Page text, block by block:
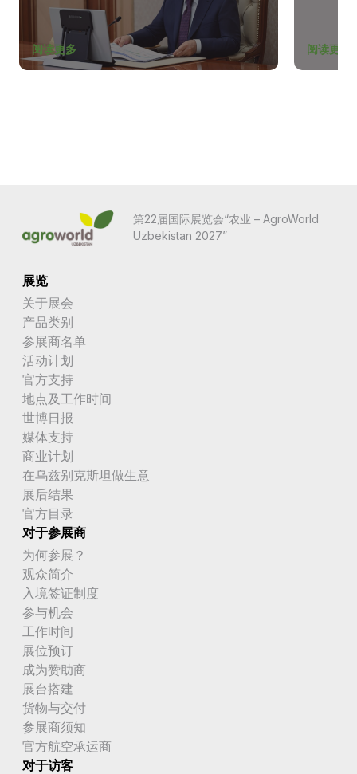
阅读更多 阅读更多
第22届国际展览会“农业 – AgroWorld
Uzbekistan 2027”
展览
关于展会
产品类别
参展商名单
活动计划
官方支持
地点及工作时间
世博日报
媒体支持
商业计划
在乌兹别克斯坦做生意
展后结果
官方目录
对于参展商
为何参展？
观众简介
入境签证制度
参与机会
工作时间
展位预订
成为赞助商
展台搭建
货物与交付
参展商须知
官方航空承运商
对于访客